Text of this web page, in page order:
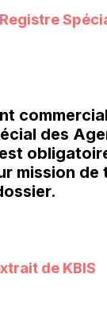
des
mission de
de KBIS